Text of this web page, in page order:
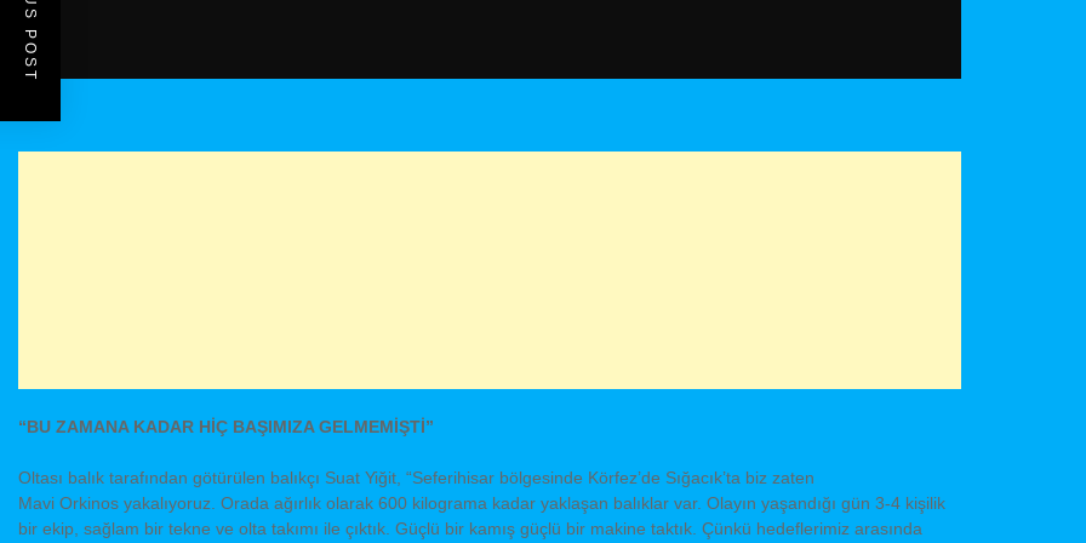
“BU ZAMANA KADAR HİÇ BAŞIMIZA GELMEMİŞTİ”
Oltası balık tarafından götürülen balıkçı Suat Yiğit, “Seferihisar bölgesinde Körfez’de Sığacık’ta biz zaten
Mavi Orkinos yakalıyoruz. Orada ağırlık olarak 600 kilograma kadar yaklaşan balıklar var. Olayın yaşandığı gün 3-4 kişilik
bir ekip, sağlam bir tekne ve olta takımı ile çıktık. Güçlü bir kamış güçlü bir makine taktık. Çünkü hedeflerimiz arasında